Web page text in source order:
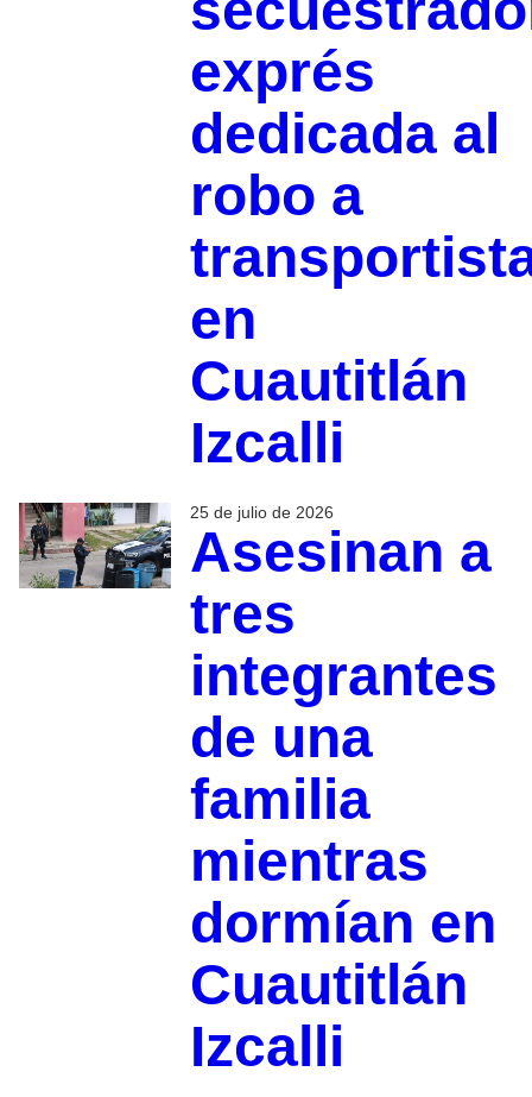
exprés
dedicada al
robo a
en
Cuautitlán
Izcalli
25 de julio de 2026
Asesinan a
tres
integrantes
de una
familia
mientras
dormían en
Cuautitlán
Izcalli